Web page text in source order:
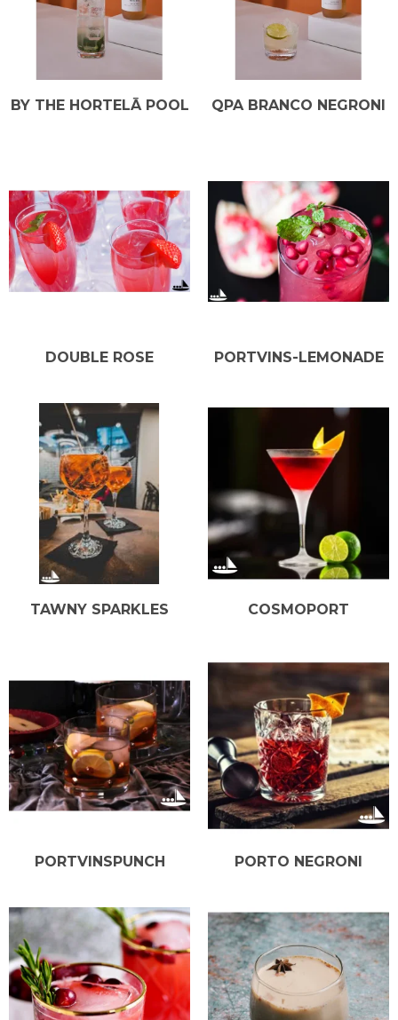
BY THE HORTELĀ POOL QPA BRANCO NEGRONI
DOUBLE ROSE PORTVINS-LEMONADE
TAWNY SPARKLES COSMOPORT
PORTVINSPUNCH PORTO NEGRONI